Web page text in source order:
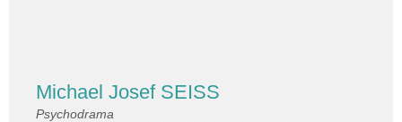
Michael Josef SEISS
Psychodrama